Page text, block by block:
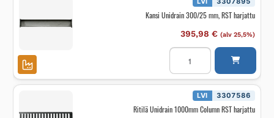
Kansi Unidrain 300/25 mm, RST harjattu
395,98 € (alv 25,5%)
Kansi
Unidrain
300/25
mm,
RST
harjattu
määrä
LVI 3307586
Ritilä Unidrain 1000mm Column RST harjattu